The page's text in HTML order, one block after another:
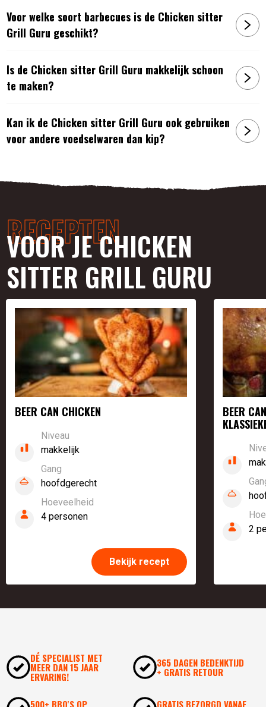
Voor welke soort barbecues is de Chicken sitter
Grill Guru geschikt?
Is de Chicken sitter Grill Guru makkelijk schoon
te maken?
Kan ik de Chicken sitter Grill Guru ook gebruiken
voor andere voedselwaren dan kip?
RECEPTEN
VOOR JE CHICKEN
SITTER GRILL GURU
BEER CAN CHICKEN
Niveau
makkelijk
Gang
hoofdgerecht
Hoeveelheid
4 personen
Bekijk recept
BEER
2
DÉ SPECIALIST MET
MEER DAN 15 JAAR
ERVARING!
365 DAGEN BEDENKTIJD
+ GRATIS RETOUR
500+ BBQ'S OP GRATIS BEZORGD VANAF